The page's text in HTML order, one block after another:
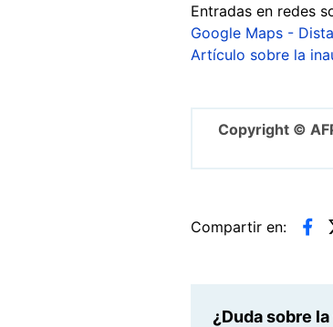
Entradas en redes
Google Maps -
Artículo sobre la
Copyright ©
Compartir en:
¿Duda sobre